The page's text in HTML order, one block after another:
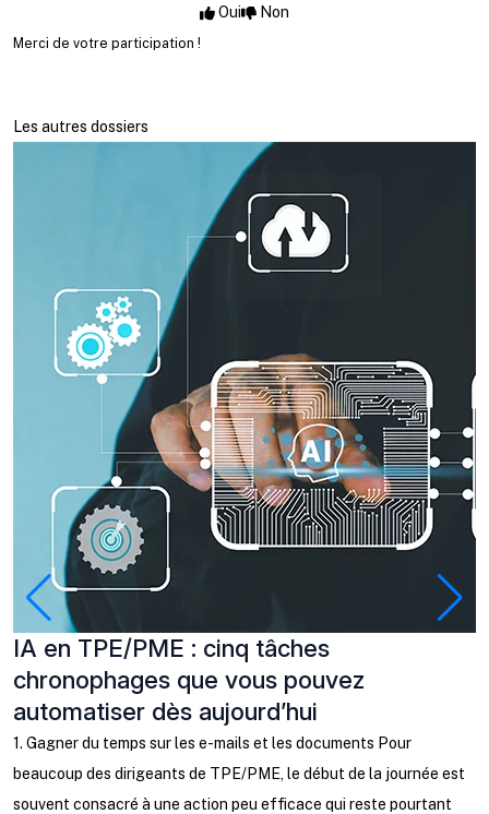
Oui
Non
Merci de votre participation !
Les autres dossiers
IA en TPE/PME : cinq tâches
chronophages que vous pouvez
automatiser dès aujourd’hui
1. Gagner du temps sur les e-mails et les documents Pour
beaucoup des dirigeants de TPE/PME, le début de la journée est
souvent consacré à une action peu efficace qui reste pourtant